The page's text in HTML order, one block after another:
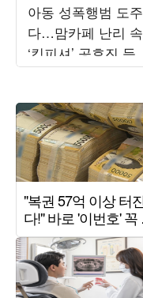
아동 성폭행범 도
다…맘카페 난리 속
‘킹피셔’ 공효진 등판
(‘유부녀 킬러’)